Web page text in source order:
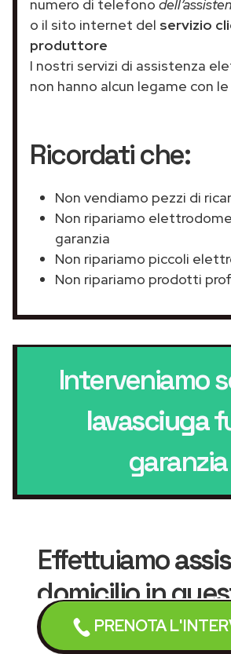
PRENOTA
numero di telefono
o il sito internet del servizio
produttore
I nostri servizi di assistenza
non hanno alcun legame con
Ricordati che:
Non vendiamo pezzi di
Non ripariamo
garanzia
Non ripariamo piccoli
Non ripariamo prodotti
Interveniamo
lavasciuga
garanzia
Effettuiamo
domicilio in